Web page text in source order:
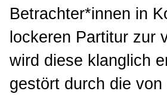
Betrachter*innen in
lockeren Partitur zur
wird diese klanglich
gestört durch die